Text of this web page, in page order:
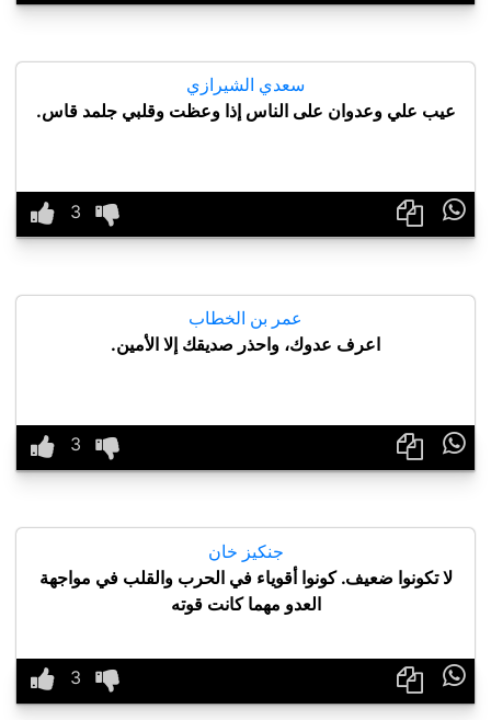
سعدي الشيرازي
عيب علي وعدوان على الناس إذا وعظت وقلبي جلمد قاس.

عمر بن الخطاب
اعرف عدوك، واحذر صديقك إلا الأمين.

جنكيز خان
لا تكونوا ضعيف. كونوا أقوياء في الحرب والقلب في مواجهة
العدو مهما كانت قوته
